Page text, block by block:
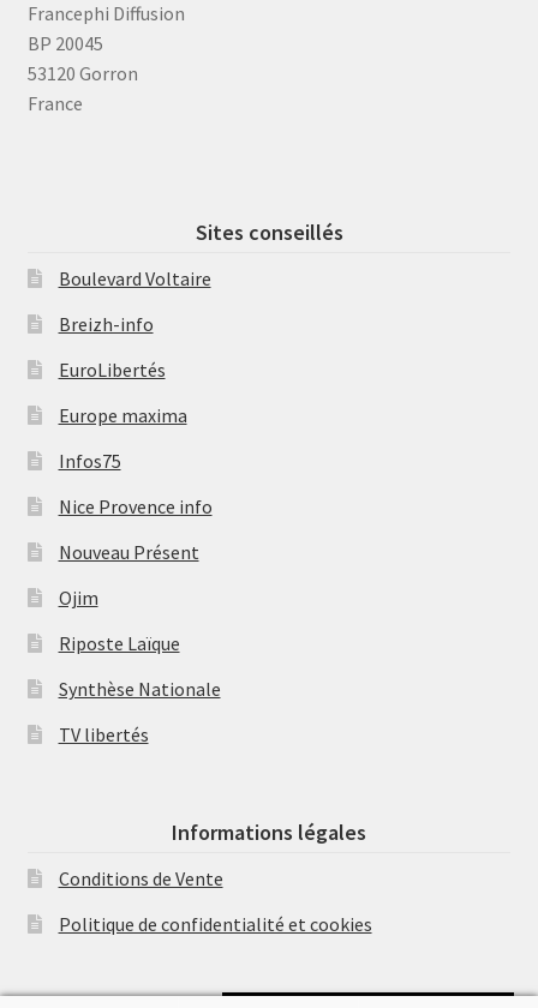
Francephi Diffusion
BP 20045
53120 Gorron
France
Sites conseillés
Boulevard Voltaire
Breizh-info
EuroLibertés
Europe maxima
Infos75
Nice Provence info
Nouveau Présent
Ojim
Riposte Laïque
Synthèse Nationale
TV libertés
Informations légales
Conditions de Vente
Politique de confidentialité et cookies